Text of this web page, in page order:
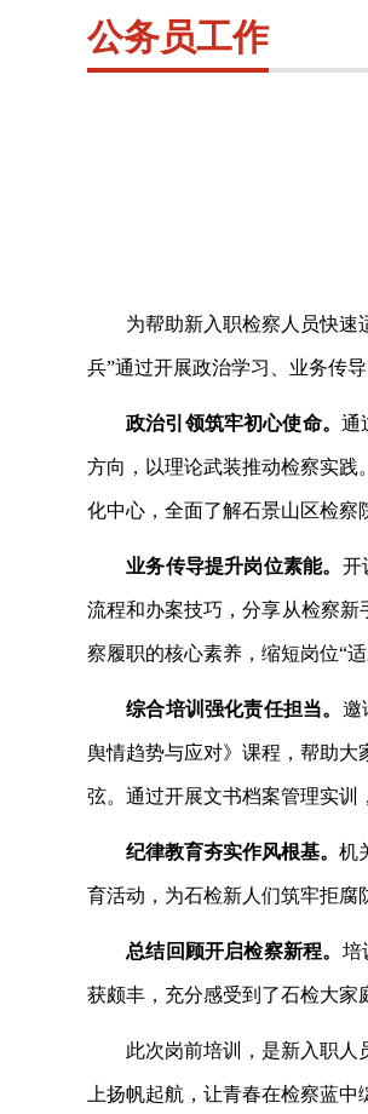
公务员工作
为帮助新入职检察人员快速
兵”通过开展政治学习、业务传
政治引领筑牢初心使命。 通
方向，以理论武装推动检察实践
化中心，全面了解石景山区检察
业务传导提升岗位素能。 开
流程和办案技巧，分享从检察
察履职的核心素养，缩短岗位“
综合培训强化责任担当。 邀
舆情趋势与应对》课程，帮助大
弦。通过开展文书档案管理实训
纪律教育夯实作风根基。机
育活动，为石检新人们筑牢拒腐
总结回顾开启检察新程。 培
获颇丰，充分感受到了石检大家
此次岗前培训，是新入职人
上扬帆起航，让青春在检察蓝中